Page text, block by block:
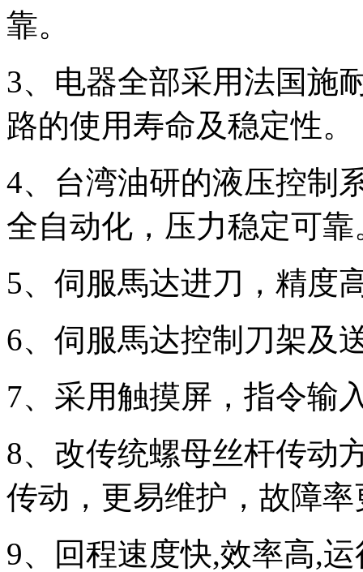
靠。
3、电器全部采用法国施
路的使用寿命及稳定性。
4、台湾油研的液压控制
全自动化，压力稳定可靠
5、伺服馬达进刀，精度
6、伺服馬达控制刀架及
7、采用触摸屏，指令输
8、改传统螺母丝杆传动
传动，更易维护，故障率
9、回程速度快,效率高,